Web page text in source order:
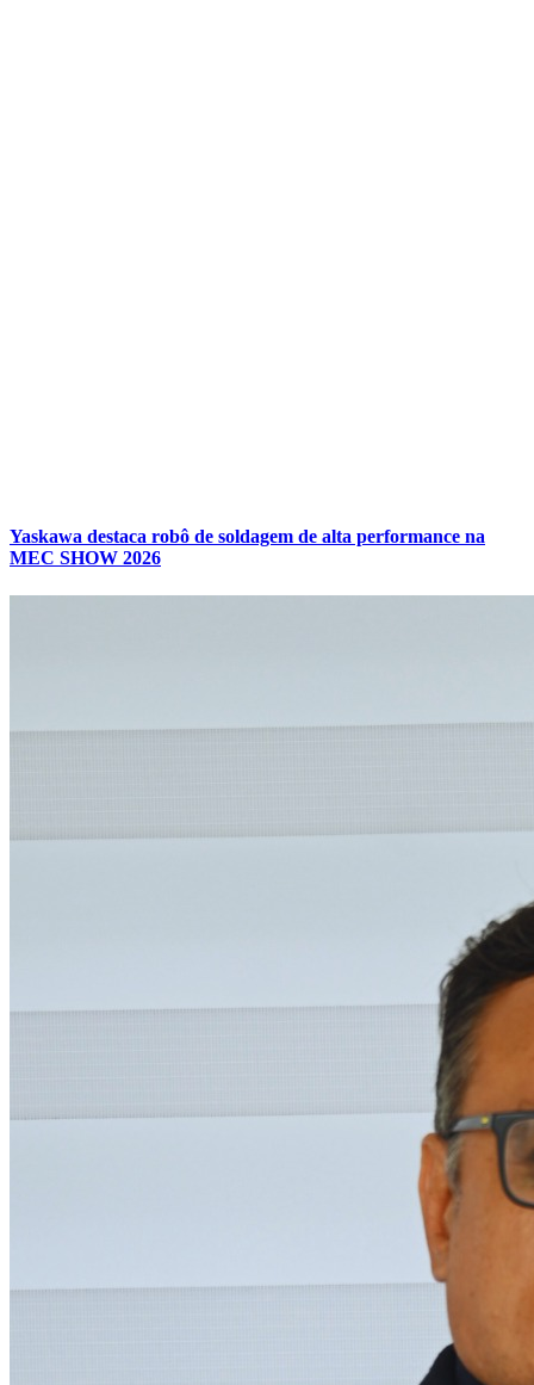
Yaskawa destaca robô de soldagem de alta performance na
MEC SHOW 2026